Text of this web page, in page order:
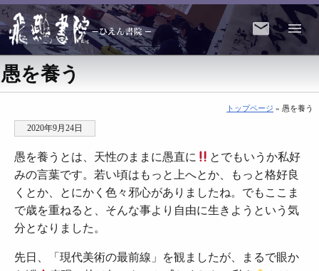
愚を養う
トップページ » 愚を養う
2020年9月24日
愚を養うとは、天性のままに愚直に
とでもいうか私好
みの言葉です。若い頃はもっと上へとか、もっと格好良
くとか、とにかく色々邪心がありましたね。でもここま
で歳を重ねると、そんな事より自由に生きようという気
分となりました。
先日、「現代美術の最前線」を観ましたが、まるで眼か